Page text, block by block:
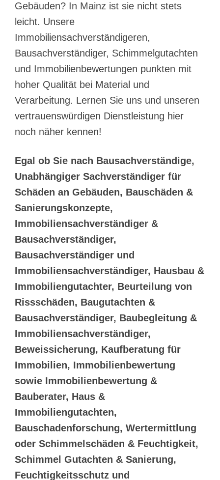
Gebäuden? In Mainz ist sie nicht stets
leicht. Unsere
Immobiliensachverständigeren,
Bausachverständiger, Schimmelgutachten
und Immobilienbewertungen punkten mit
hoher Qualität bei Material und
Verarbeitung. Lernen Sie uns und unseren
vertrauenswürdigen Dienstleistung hier
noch näher kennen!
Egal ob Sie nach Bausachverständige,
Unabhängiger Sachverständiger für
Schäden an Gebäuden, Bauschäden &
Sanierungskonzepte,
Immobiliensachverständiger &
Bausachverständiger,
Bausachverständiger und
Immobiliensachverständiger, Hausbau &
Immobiliengutachter, Beurteilung von
Rissschäden, Baugutachten &
Bausachverständiger, Baubegleitung &
Immobiliensachverständiger,
Beweissicherung, Kaufberatung für
Immobilien, Immobilienbewertung
sowie Immobilienbewertung &
Bauberater, Haus &
Immobiliengutachten,
Bauschadenforschung, Wertermittlung
oder Schimmelschäden & Feuchtigkeit,
Schimmel Gutachten & Sanierung,
Feuchtigkeitsschutz und